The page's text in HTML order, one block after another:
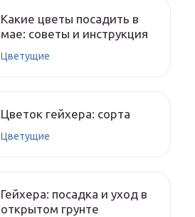
Какие цветы посадить в
мае: советы и инструкция
Цветущие
Цветок гейхера: сорта
Цветущие
Гейхера: посадка и уход в
открытом грунте